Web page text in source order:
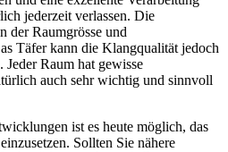
jederzeit verlassen. Die
der Raumgrösse und
Täfer kann die Klangqualität jedoch
Raum hat gewisse
auch sehr wichtig und sinnvoll
ist es heute möglich, das
Sollten Sie nähere